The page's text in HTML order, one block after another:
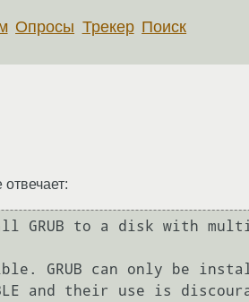
Опросы Трекер Поиск
GRUB to a disk with
GRUB can only be
and their use is